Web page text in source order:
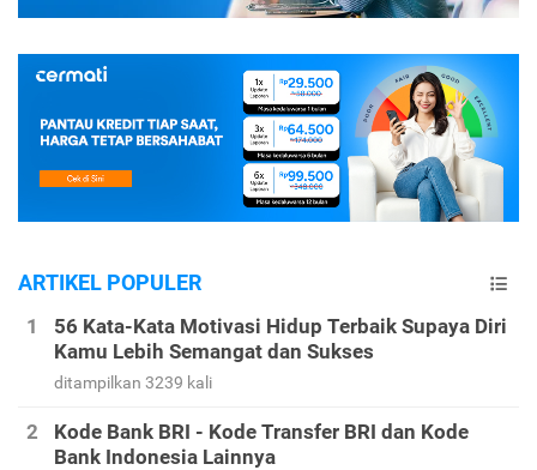
ARTIKEL POPULER
56 Kata-Kata Motivasi Hidup Terbaik Supaya Diri
Kamu Lebih Semangat dan Sukses
ditampilkan 3239 kali
Kode Bank BRI - Kode Transfer BRI dan Kode
Bank Indonesia Lainnya